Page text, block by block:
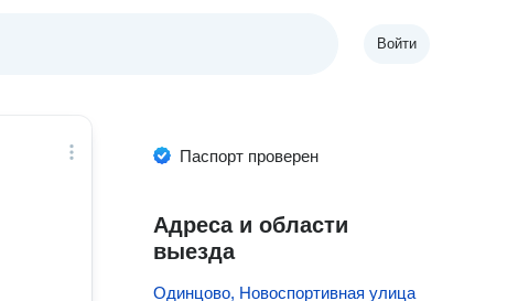
Войти
Паспорт проверен
Адреса и области
выезда
Одинцово, Новоспортивная улица